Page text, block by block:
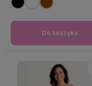
Do koszyka